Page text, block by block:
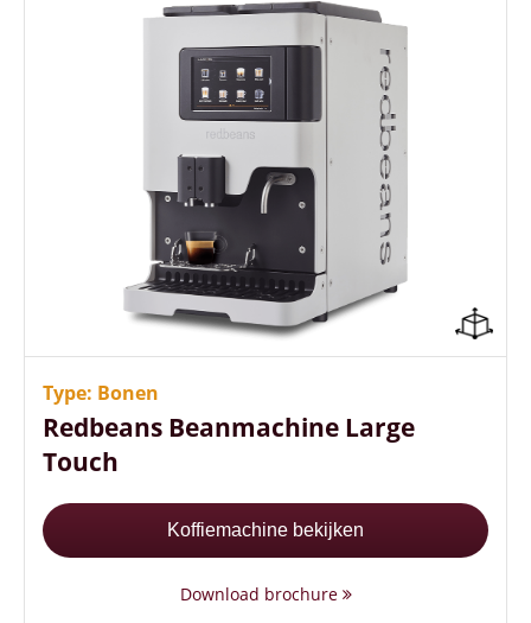
Uniek design
Compact formaat (52,3 cm hoog)
Gebruiks- en onderhoudsvriendelijk
Type: Bonen
Redbeans Beanmachine Large
Touch
Koffiemachine bekijken
Download brochure